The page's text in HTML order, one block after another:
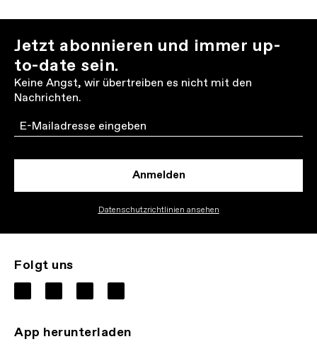
Jetzt abonnieren und immer up-
to-date sein.
Keine Angst, wir übertreiben es nicht mit den
Nachrichten.
Email
Anmelden
Datenschutzrichtlinien ansehen
Folgt uns
App herunterladen